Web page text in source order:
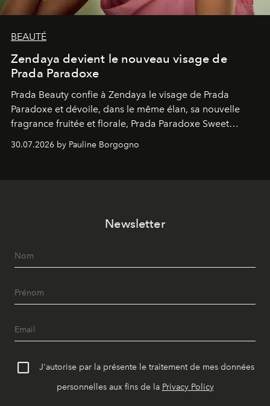
BEAUTÉ
Zendaya devient le nouveau visage de
Prada Paradoxe
Prada Beauty confie à Zendaya le visage de Prada
Paradoxe et dévoile, dans le même élan, sa nouvelle
fragrance fruitée et florale, Prada Paradoxe Sweet
Chemistry Eau de Parfum.
30.07.2026 by Pauline Borgogno
Newsletter
J'autorise par la présente le traitement de mes données
personnelles aux fins de la Privacy Policy